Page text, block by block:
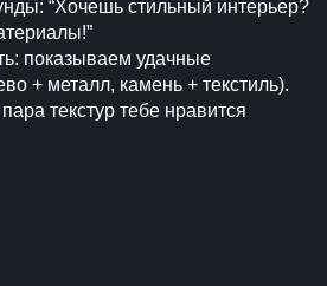
“Хочешь стильный интерьер?
показываем удачные
+ металл, камень + текстиль).
текстур тебе нравится